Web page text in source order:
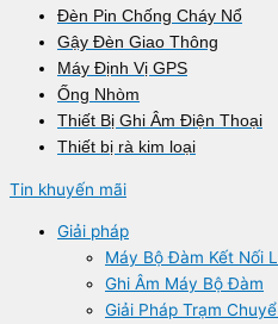
Đèn Pin Chống Cháy Nổ
Gậy Đèn Giao Thông
Máy Định Vị GPS
Ống Nhòm
Thiết Bị Ghi Âm Điện Thoại
Thiết bị rà kim loại
Tin khuyến mãi
Giải pháp
Máy Bộ Đàm Kết Nối
Ghi Âm Máy Bộ Đàm
Giải Pháp Trạm